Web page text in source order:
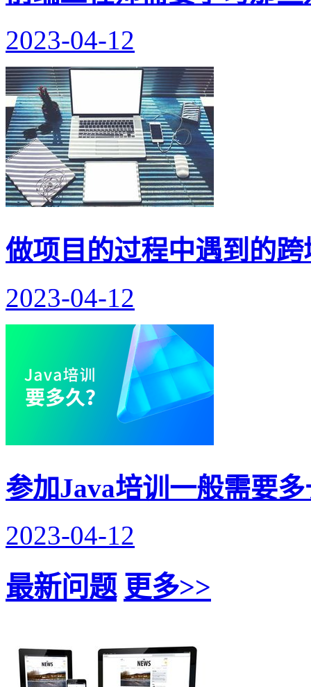
2023-04-12
做项目的过程中遇到的
2023-04-12
参加Java培训一般需要
2023-04-12
最新问题 更多>>